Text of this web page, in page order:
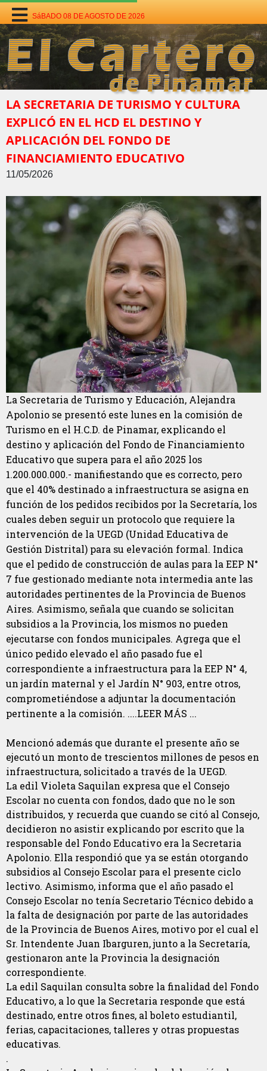
SáBADO 08 DE AGOSTO DE 2026
LA SECRETARIA DE TURISMO Y CULTURA
EXPLICÓ EN EL HCD EL DESTINO Y
APLICACIÓN DEL FONDO DE
FINANCIAMIENTO EDUCATIVO
11/05/2026
La Secretaria de Turismo y Educación, Alejandra
Apolonio se presentó este lunes en la comisión de
Turismo en el H.C.D. de Pinamar, explicando el
destino y aplicación del Fondo de Financiamiento
Educativo que supera para el año 2025 los
1.200.000.000.- manifiestando que es correcto, pero
que el 40% destinado a infraestructura se asigna en
función de los pedidos recibidos por la Secretaría, los
cuales deben seguir un protocolo que requiere la
intervención de la UEGD (Unidad Educativa de
Gestión Distrital) para su elevación formal. Indica
que el pedido de construcción de aulas para la EEP N°
7 fue gestionado mediante nota intermedia ante las
autoridades pertinentes de la Provincia de Buenos
Aires. Asimismo, señala que cuando se solicitan
subsidios a la Provincia, los mismos no pueden
ejecutarse con fondos municipales. Agrega que el
único pedido elevado el año pasado fue el
correspondiente a infraestructura para la EEP N° 4,
un jardín maternal y el Jardín N° 903, entre otros,
comprometiéndose a adjuntar la documentación
pertinente a la comisión. ....LEER MÁS ...
Mencionó además que durante el presente año se
ejecutó un monto de trescientos millones de pesos en
infraestructura, solicitado a través de la UEGD.
La edil Violeta Saquilan expresa que el Consejo
Escolar no cuenta con fondos, dado que no le son
distribuidos, y recuerda que cuando se citó al Consejo,
decidieron no asistir explicando por escrito que la
responsable del Fondo Educativo era la Secretaria
Apolonio. Ella respondió que ya se están otorgando
subsidios al Consejo Escolar para el presente ciclo
lectivo. Asimismo, informa que el año pasado el
Consejo Escolar no tenía Secretario Técnico debido a
la falta de designación por parte de las autoridades
de la Provincia de Buenos Aires, motivo por el cual el
Sr. Intendente Juan Ibarguren, junto a la Secretaría,
gestionaron ante la Provincia la designación
correspondiente.
La edil Saquilan consulta sobre la finalidad del Fondo
Educativo, a lo que la Secretaria responde que está
destinado, entre otros fines, al boleto estudiantil,
ferias, capacitaciones, talleres y otras propuestas
educativas.
.